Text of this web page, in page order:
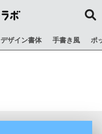
デザイン書体 手書き風 ポ